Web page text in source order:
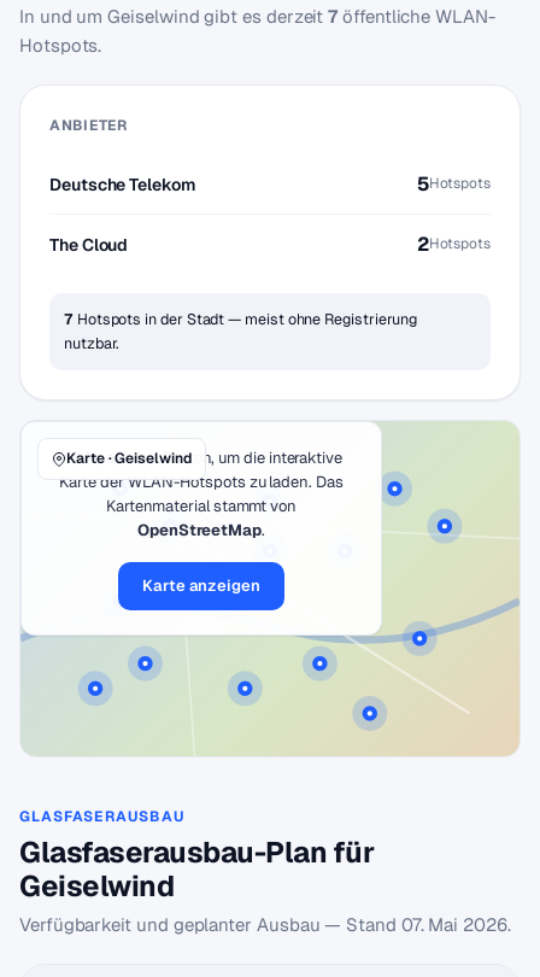
In und um Geiselwind gibt es derzeit7 öffentliche WLAN-
Hotspots.
ANBIETER
Deutsche Telekom 5Hotspots
The Cloud 2Hotspots
7 Hotspots in der Stadt — meist ohne Registrierung
nutzbar.
Klicke auf den Button, um die interaktive
Karte der WLAN-Hotspots zu laden. Das
Kartenmaterial stammt von
OpenStreetMap.
Karte anzeigen
Karte · Geiselwind
GLASFASERAUSBAU
Glasfaserausbau-Plan für
Geiselwind
Verfügbarkeit und geplanter Ausbau — Stand 07. Mai 2026.